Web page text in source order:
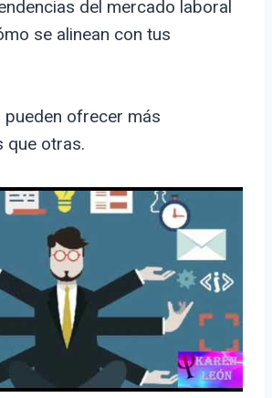
del mercado laboral
se alinean con tus
pueden ofrecer más
que otras.